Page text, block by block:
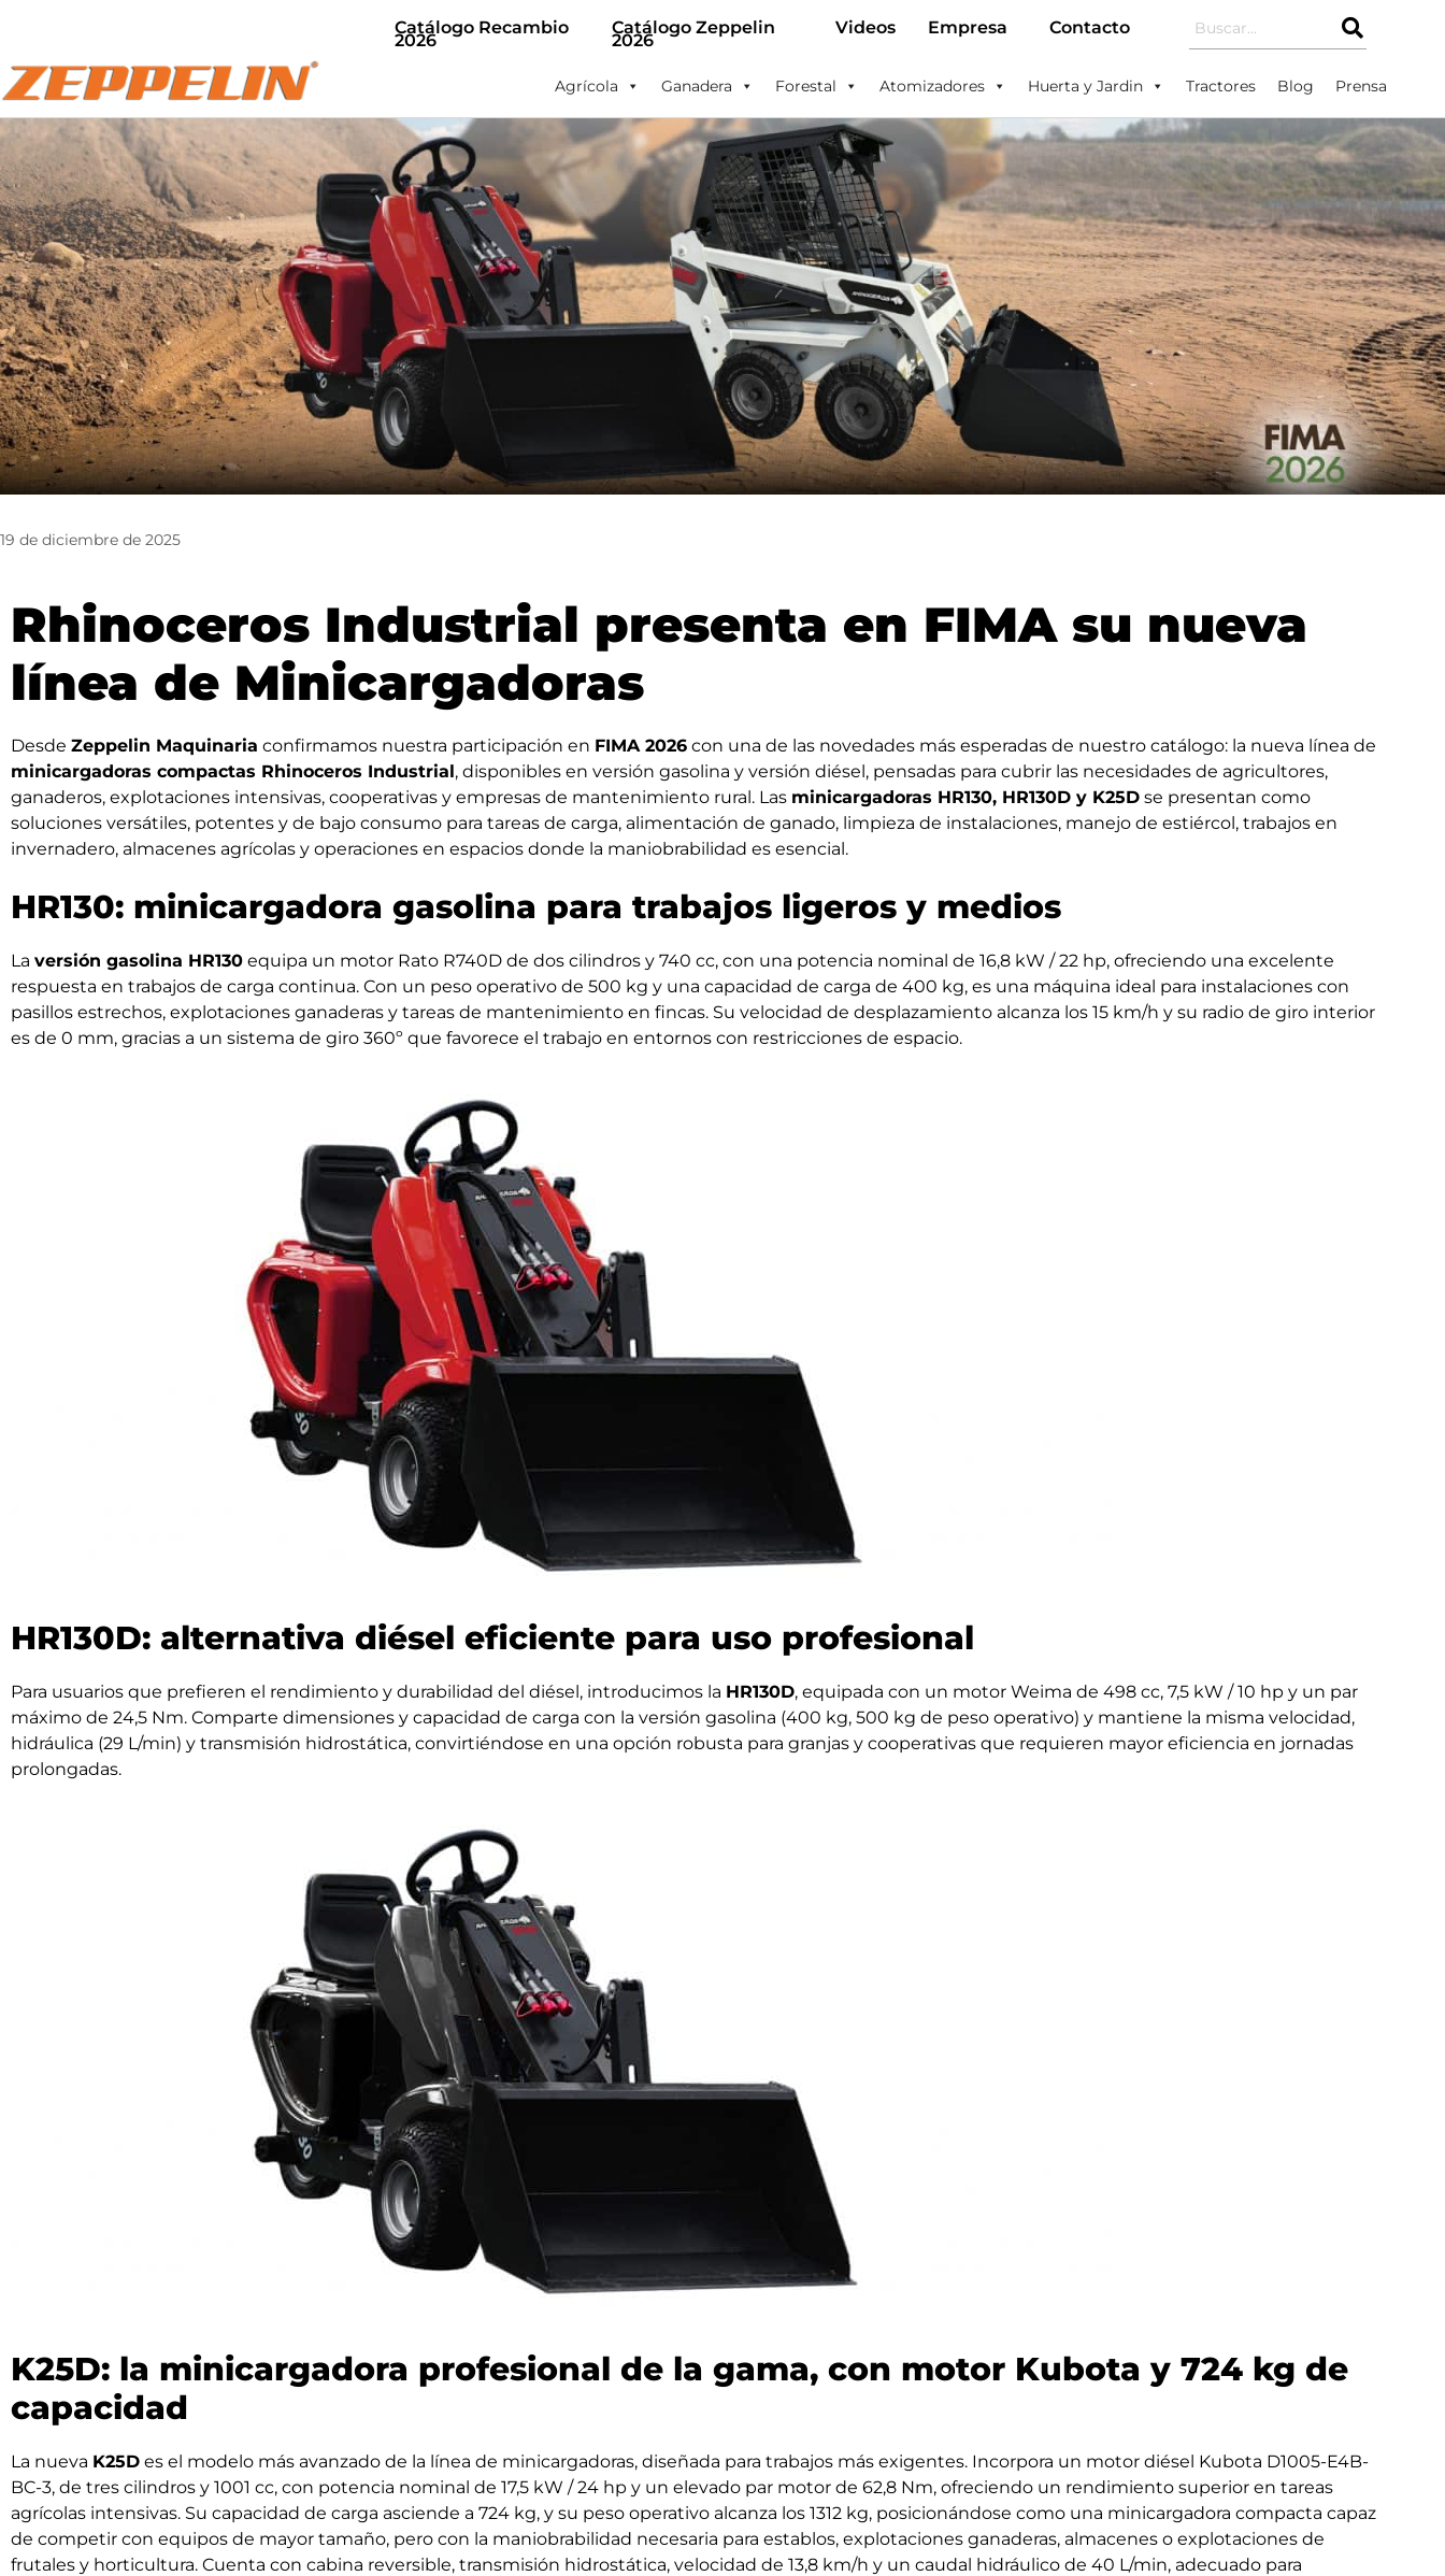
Catálogo Recambio
2026
Catálogo Zeppelin
2026
Videos Empresa Contacto
Agrícola Ganadera Forestal Atomizadores Huerta y Jardin Tractores Blog Prensa
19 de diciembre de 2025
Rhinoceros Industrial presenta en FIMA su nueva
línea de Minicargadoras
Desde Zeppelin Maquinaria confirmamos nuestra participación en FIMA 2026 con una de las novedades más esperadas de nuestro catálogo: la nueva línea de
minicargadoras compactas Rhinoceros Industrial, disponibles en versión gasolina y versión diésel, pensadas para cubrir las necesidades de agricultores,
ganaderos, explotaciones intensivas, cooperativas y empresas de mantenimiento rural. Las minicargadoras HR130, HR130D y K25D se presentan como
soluciones versátiles, potentes y de bajo consumo para tareas de carga, alimentación de ganado, limpieza de instalaciones, manejo de estiércol, trabajos en
invernadero, almacenes agrícolas y operaciones en espacios donde la maniobrabilidad es esencial.
HR130: minicargadora gasolina para trabajos ligeros y medios
La versión gasolina HR130 equipa un motor Rato R740D de dos cilindros y 740 cc, con una potencia nominal de 16,8 kW / 22 hp, ofreciendo una excelente
respuesta en trabajos de carga continua. Con un peso operativo de 500 kg y una capacidad de carga de 400 kg, es una máquina ideal para instalaciones con
pasillos estrechos, explotaciones ganaderas y tareas de mantenimiento en fincas. Su velocidad de desplazamiento alcanza los 15 km/h y su radio de giro interior
es de 0 mm, gracias a un sistema de giro 360º que favorece el trabajo en entornos con restricciones de espacio.
HR130D: alternativa diésel eficiente para uso profesional
Para usuarios que prefieren el rendimiento y durabilidad del diésel, introducimos la HR130D, equipada con un motor Weima de 498 cc, 7,5 kW / 10 hp y un par
máximo de 24,5 Nm. Comparte dimensiones y capacidad de carga con la versión gasolina (400 kg, 500 kg de peso operativo) y mantiene la misma velocidad,
hidráulica (29 L/min) y transmisión hidrostática, convirtiéndose en una opción robusta para granjas y cooperativas que requieren mayor eficiencia en jornadas
prolongadas.
K25D: la minicargadora profesional de la gama, con motor Kubota y 724 kg de
capacidad
La nueva K25D es el modelo más avanzado de la línea de minicargadoras, diseñada para trabajos más exigentes. Incorpora un motor diésel Kubota D1005-E4B-
BC-3, de tres cilindros y 1001 cc, con potencia nominal de 17,5 kW / 24 hp y un elevado par motor de 62,8 Nm, ofreciendo un rendimiento superior en tareas
agrícolas intensivas. Su capacidad de carga asciende a 724 kg, y su peso operativo alcanza los 1312 kg, posicionándose como una minicargadora compacta capaz
de competir con equipos de mayor tamaño, pero con la maniobrabilidad necesaria para establos, explotaciones ganaderas, almacenes o explotaciones de
frutales y horticultura. Cuenta con cabina reversible, transmisión hidrostática, velocidad de 13,8 km/h y un caudal hidráulico de 40 L/min, adecuado para